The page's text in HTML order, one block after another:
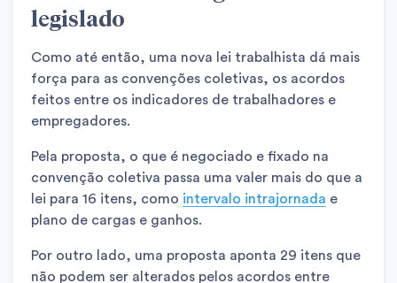
legislado
Como até então, uma nova lei trabalhista dá mais
força para as convenções coletivas, os acordos
feitos entre os indicadores de trabalhadores e
empregadores.
Pela proposta, o que é negociado e fixado na
convenção coletiva passa uma valer mais do que a
lei para 16 itens, como intervalo intrajornada e
plano de cargas e ganhos.
Por outro lado, uma proposta aponta 29 itens que
não podem ser alterados pelos acordos entre